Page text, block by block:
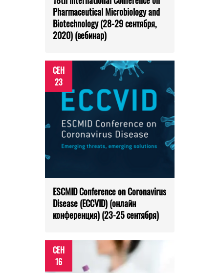
Pharmaceutical Microbiology and
Biotechnology (28-29 сентября,
2020) (вебинар)
СЕН
23
ESCMID Conference on Coronavirus
Disease (ECCVID) (онлайн
конференция) (23-25 сентября)
СЕН
16